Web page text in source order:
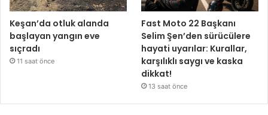
Keşan’da otluk alanda
başlayan yangın eve
sıçradı
11 saat önce
Fast Moto 22 Başkanı
Selim Şen’den sürücülere
hayati uyarılar: Kurallar,
karşılıklı saygı ve kaska
dikkat!
13 saat önce